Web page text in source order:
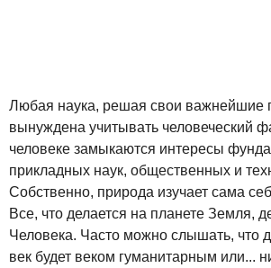
Любая наука, решая свои важнейшие
вынуждена учитывать человеческий
человеке замыкаются интересы
прикладных наук, общественных и
Собственно, природа изучает сама
Все, что делается на планете Земля,
Человека. Часто можно слышать, что
век будет веком гуманитарным или...